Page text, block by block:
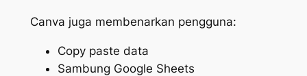
Canva juga membenarkan pengguna:
Copy paste data
Sambung Google Sheets